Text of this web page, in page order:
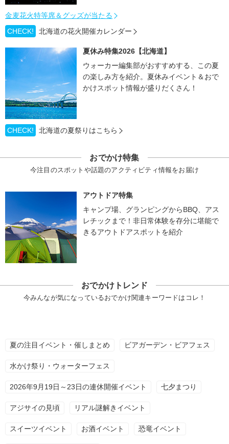
金麦花火特等席＆グッズが当たる
CHECK!
北海道の花火開催カレンダー
夏休み特集2026【北海道】
ウォーカー編集部がおすすめする、この夏
の楽しみ方を紹介。夏休みイベント＆おで
かけスポット情報が盛りだくさん！
CHECK! 北海道の夏祭りはこちら
おでかけ特集
今注目のスポットや話題のアクティビティ情報をお届け
アウトドア特集
キャンプ場、グランピングからBBQ、アス
レチックまで！非日常体験を存分に堪能で
きるアウトドアスポットを紹介
おでかけトレンド
今みんなが気になっているおでかけ関連キーワードはコレ！
夏の注目イベント・催しまとめ ビアガーデン・ビアフェス
水かけ祭り・ウォーターフェス
2026年9月19日～23日の連休開催イベント 七夕まつり
アジサイの見頃 リアル謎解きイベント
スイーツイベント お酒イベント 恐竜イベント